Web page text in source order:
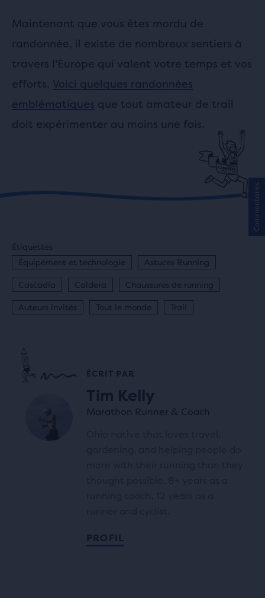
Maintenant que vous êtes mordu de
randonnée, il existe de nombreux sentiers à
travers l'Europe qui valent votre temps et vos
efforts. Voici quelques randonnées
emblématiques que tout amateur de trail
doit expérimenter au moins une fois.
Étiquettes
Équipement et technologie
Astuces Running
Cascadia Caldera Chaussures de running
Auteurs invités Tout le monde Trail
ÉCRIT PAR
Tim Kelly
Marathon Runner & Coach
PROFIL
Commentaires